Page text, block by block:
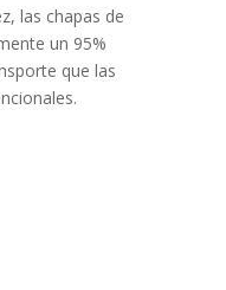
las chapas de
un 95%
que las